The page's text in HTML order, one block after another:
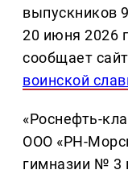
выпускников
20 июня 2026
сообщает сайт
воинской
«Роснефть-
ООО «РН-
гимназии № 3